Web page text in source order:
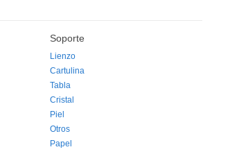
Soporte
Lienzo
Cartulina
Tabla
Cristal
Piel
Otros
Papel